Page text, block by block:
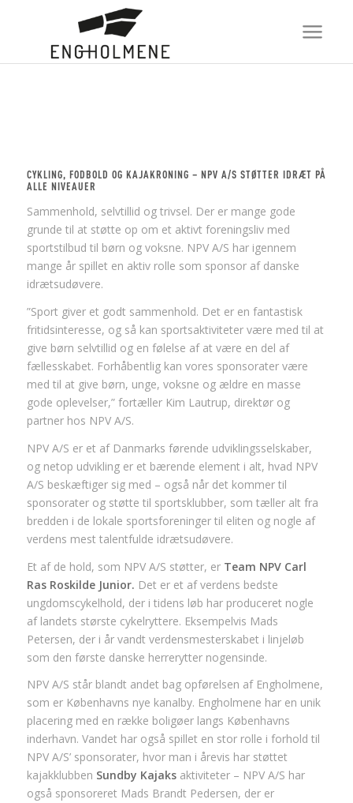
CYKLING, FODBOLD OG KAJAKRONING – NPV A/S STØTTER IDRÆT PÅ
ALLE NIVEAUER
Sammenhold, selvtillid og trivsel. Der er mange gode
grunde til at støtte op om et aktivt foreningsliv med
sportstilbud til børn og voksne. NPV A/S har igennem
mange år spillet en aktiv rolle som sponsor af danske
idrætsudøvere.
”Sport giver et godt sammenhold. Det er en fantastisk
fritidsinteresse, og så kan sportsaktiviteter være med til at
give børn selvtillid og en følelse af at være en del af
fællesskabet. Forhåbentlig kan vores sponsorater være
med til at give børn, unge, voksne og ældre en masse
gode oplevelser,” fortæller Kim Lautrup, direktør og
partner hos NPV A/S.
NPV A/S er et af Danmarks førende udviklingsselskaber,
og netop udvikling er et bærende element i alt, hvad NPV
A/S beskæftiger sig med – også når det kommer til
sponsorater og støtte til sportsklubber, som tæller alt fra
bredden i de lokale sportsforeninger til eliten og nogle af
verdens mest talentfulde idrætsudøvere.
Et af de hold, som NPV A/S støtter, er Team NPV Carl
Ras Roskilde Junior. Det er et af verdens bedste
ungdomscykelhold, der i tidens løb har produceret nogle
af landets største cykelryttere. Eksempelvis Mads
Petersen, der i år vandt verdensmesterskabet i linjeløb
som den første danske herrerytter nogensinde.
NPV A/S står blandt andet bag opførelsen af Engholmene,
som er Københavns nye kanalby. Engholmene har en unik
placering med en række boligøer langs Københavns
inderhavn. Vandet har også spillet en stor rolle i forhold til
NPV A/S’ sponsorater, hvor man i årevis har støttet
kajakklubben Sundby Kajaks aktiviteter – NPV A/S har
også sponsoreret Mads Brandt Pedersen, der er